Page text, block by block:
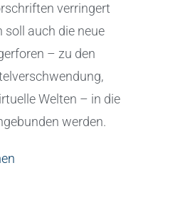
verringert
soll auch die neue
– zu den
Welten – in die
werden.